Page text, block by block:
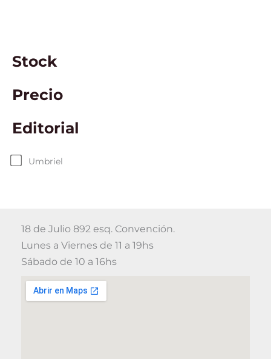
Stock
Precio
Editorial
Umbriel
18 de Julio 892 esq. Convención.
Lunes a Viernes de 11 a 19hs
Sábado de 10 a 16hs